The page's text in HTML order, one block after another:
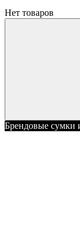
Нет товаров
Брендовые сумки